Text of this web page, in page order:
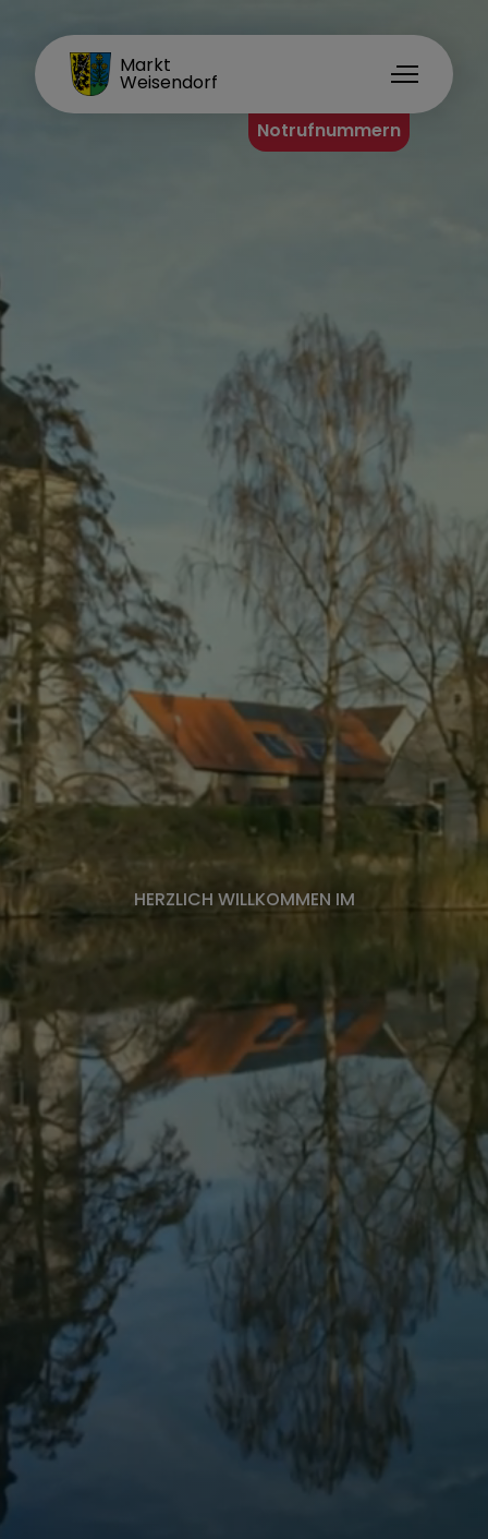
Markt
Weisendorf
HERZLICH WILLKOMMEN IM
FAMILIENORT
Notrufnummern